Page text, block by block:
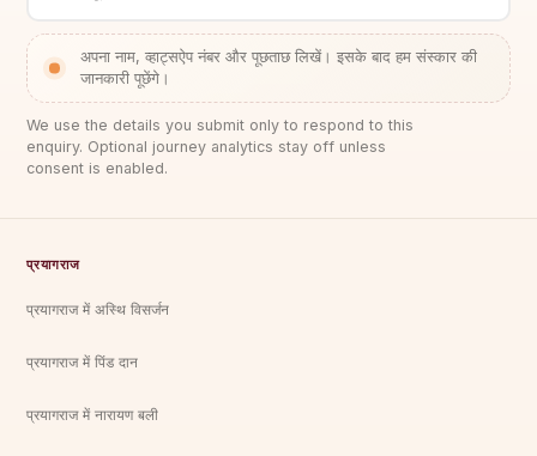
अपना नाम, व्हाट्सऐप नंबर और पूछताछ लिखें। इसके बाद हम संस्कार की
जानकारी पूछेंगे।
We use the details you submit only to respond to this
enquiry. Optional journey analytics stay off unless
consent is enabled.
प्रयागराज
प्रयागराज में अस्थि विसर्जन
प्रयागराज में पिंड दान
प्रयागराज में नारायण बली